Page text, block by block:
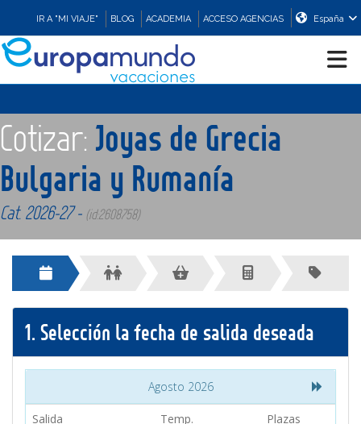
IR A "MI VIAJE" BLOG ACADEMIA ACCESO AGENCIAS España
PROMOCIONES
COMPRAR
CONTACTO
Cotizar: Joyas de Grecia
Bulgaria y Rumanía
Cat. 2026-27 - (id:2608758)
1. Selección la fecha de salida deseada
Agosto 2026
Salida Temp.
Plazas